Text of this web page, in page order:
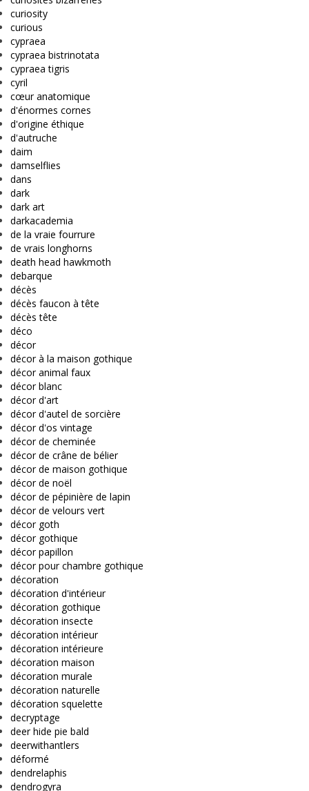
curiosity
curious
cypraea
cypraea bistrinotata
cypraea tigris
cyril
cœur anatomique
d'énormes cornes
d'origine éthique
d'autruche
daim
damselflies
dans
dark
dark art
darkacademia
de la vraie fourrure
de vrais longhorns
death head hawkmoth
debarque
décès
décès faucon à tête
décès tête
déco
décor
décor à la maison gothique
décor animal faux
décor blanc
décor d'art
décor d'autel de sorcière
décor d'os vintage
décor de cheminée
décor de crâne de bélier
décor de maison gothique
décor de noël
décor de pépinière de lapin
décor de velours vert
décor goth
décor gothique
décor papillon
décor pour chambre gothique
décoration
décoration d'intérieur
décoration gothique
décoration insecte
décoration intérieur
décoration intérieure
décoration maison
décoration murale
décoration naturelle
décoration squelette
decryptage
deer hide pie bald
deerwithantlers
déformé
dendrelaphis
dendrogyra